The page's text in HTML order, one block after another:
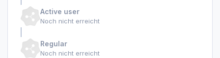
Active user
Noch nicht erreicht
Regular
Noch nicht erreicht